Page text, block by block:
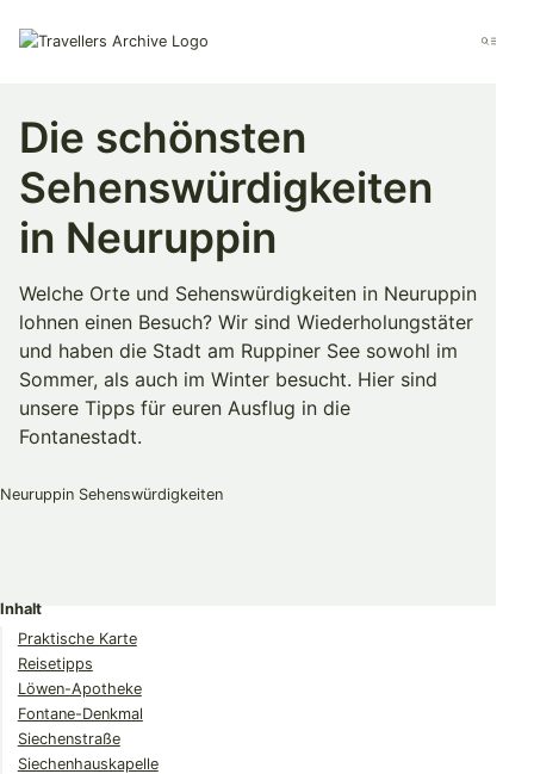
Menu
Die schönsten
Sehenswürdigkeiten
in Neuruppin
Welche Orte und Sehenswürdigkeiten in Neuruppin
lohnen einen Besuch? Wir sind Wiederholungstäter
und haben die Stadt am Ruppiner See sowohl im
Sommer, als auch im Winter besucht. Hier sind
unsere Tipps für euren Ausflug in die
Fontanestadt.
Twitter
Inhalt
Praktische Karte
Reisetipps
Löwen-Apotheke
Fontane-Denkmal
Siechenstraße
Siechenhauskapelle